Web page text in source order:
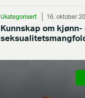
Ukategorisert 16. oktober
Kunnskap om kjønn-